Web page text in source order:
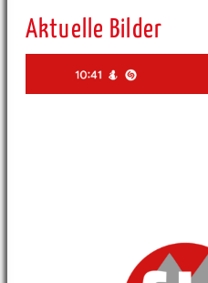
Aktuelle Bilder